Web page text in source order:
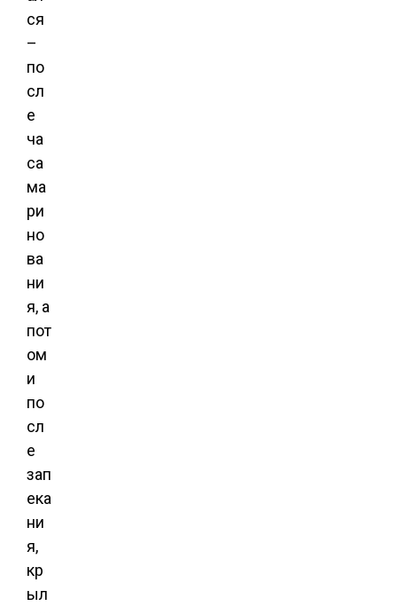
ся
–
по
сл
е
ча
са
ма
ри
но
ва
ни
я, а
пот
ом
и
по
сл
е
зап
ека
ни
я,
кр
ыл